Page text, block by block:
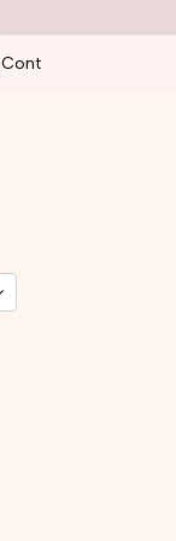
Cont